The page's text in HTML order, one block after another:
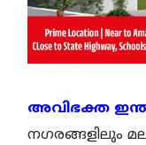
അവിഭക്ത
നഗരങ്ങളിലും